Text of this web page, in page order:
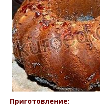
Приготовление: